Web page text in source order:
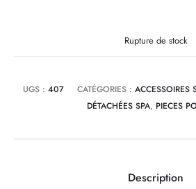
Rupture de stock
UGS : 407 CATÉGORIES : ACCESSOIRES
DÉTACHÉES SPA, PIECES
Description